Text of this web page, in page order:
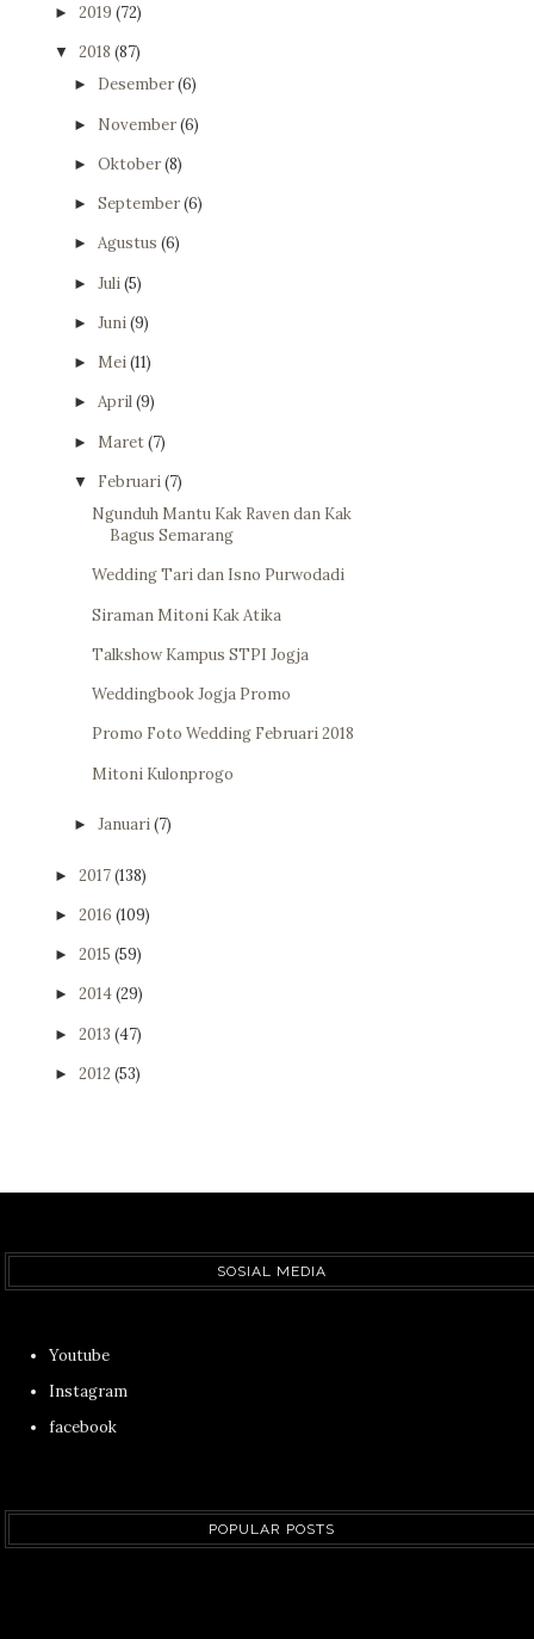
► 2019 (72)
▼ 2018 (87)
► Desember(6)
► November(6)
► Oktober(8)
► September(6)
► Agustus (6)
► Juli(5)
► Juni(9)
► Mei(11)
► April(9)
► Maret(7)
▼ Februari(7)
Ngunduh Mantu Kak Raven dan Kak
Bagus Semarang
Wedding Tari dan Isno Purwodadi
Siraman Mitoni Kak Atika
Talkshow Kampus STPI Jogja
Weddingbook Jogja Promo
Promo Foto Wedding Februari 2018
Mitoni Kulonprogo
► Januari(7)
► 2017(138)
► 2016 (109)
► 2015 (59)
► 2014(29)
► 2013 (47)
► 2012 (53)
SOSIAL MEDIA
Youtube
Instagram
facebook
POPULAR POSTS